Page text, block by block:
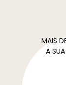
MAIS
A